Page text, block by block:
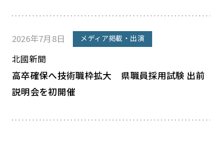
2026年7月8日 メディア掲載・出演
北國新聞
高卒確保へ技術職枠拡大 県職員採用試験 出前
説明会を初開催